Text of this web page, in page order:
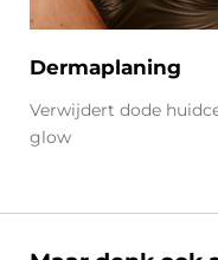
Dermaplaning
Verwijdert dode
glow